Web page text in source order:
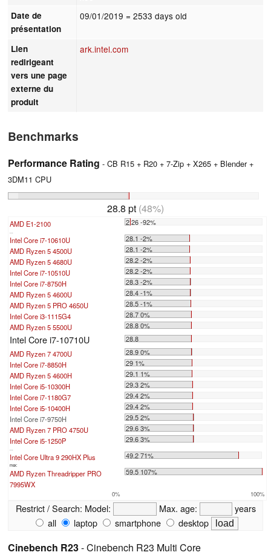
Date de
présentation
09/01/2019 = 2533 days old
Lien
redirigeant
vers une page
externe du
produit
ark.intel.com
Benchmarks
Performance Rating - CB R15 + R20 + 7-Zip + X265 + Blender +
3DM11 CPU
28.8 pt (48%)
AMD E1-2100 2.26 -92%
Intel Core i7-10610U
28.1 -2%
AMD Ryzen 5 4500U
28.1 -2%
AMD Ryzen 5 4680U
28.2 -2%
Intel Core i7-10510U
28.2 -2%
Intel Core i7-8750H
28.3 -2%
AMD Ryzen 5 4600U
28.4 -1%
AMD Ryzen 5 PRO 4650U
28.5 -1%
Intel Core i3-1115G4
28.7 0%
AMD Ryzen 5 5500U
28.8 0%
Intel Core i7-10710U
28.8
AMD Ryzen 7 4700U
28.9 0%
Intel Core i7-8850H
29 1%
AMD Ryzen 5 4600H
29.1 1%
Intel Core i5-10300H
29.3 2%
Intel Core i7-1180G7
29.4 2%
Intel Core i5-10400H
29.4 2%
Intel Core i7-9750H
29.5 2%
AMD Ryzen 7 PRO 4750U
29.6 3%
Intel Core i5-1250P
29.6 3%
Intel Core Ultra 9 290HX Plus 49.2 71%
max:
AMD Ryzen Threadripper PRO
7995WX
59.5 107%
0% 100%
Restrict / Search: Model: Max. age:
years
all
laptop smartphone desktop
Cinebench R23- Cinebench R23 Multi Core